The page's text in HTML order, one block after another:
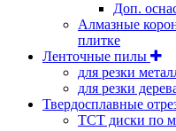
Доп.
Алмазные
плитке
Ленточные пилы
для резки
для резки
Твердосплавные
ТСТ диски по